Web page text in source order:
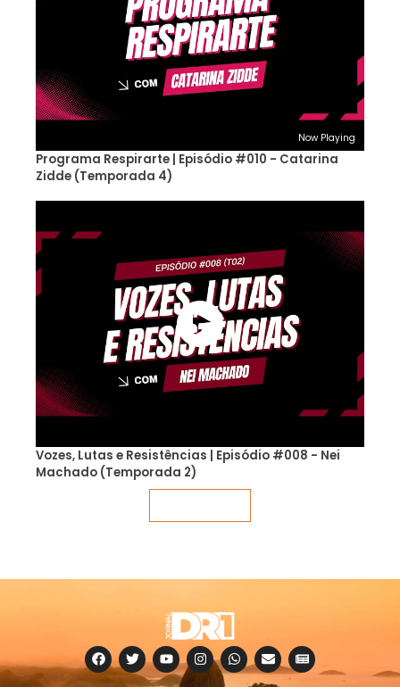
Now Playing
Programa Respirarte | Episódio #010 - Catarina
Zidde (Temporada 4)
Vozes, Lutas e Resistências | Episódio #008 - Nei
Machado (Temporada 2)